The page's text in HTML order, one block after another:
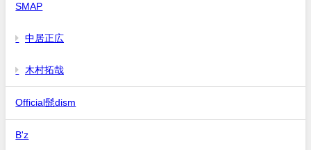
SMAP
中居正広
木村拓哉
Official髭dism
B'z